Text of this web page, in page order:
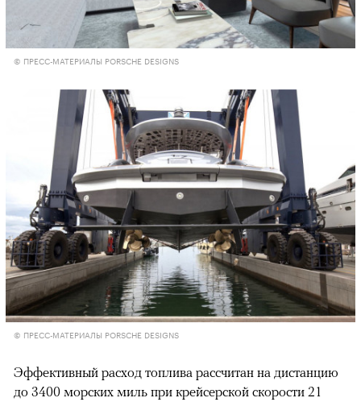
© ПРЕСС-МАТЕРИАЛЫ PORSCHE DESIGNS
00:00 / 00:00
© ПРЕСС-МАТЕРИАЛЫ PORSCHE DESIGNS
Эффективный расход топлива рассчитан на дистанцию
до 3400 морских миль при крейсерской скорости 21